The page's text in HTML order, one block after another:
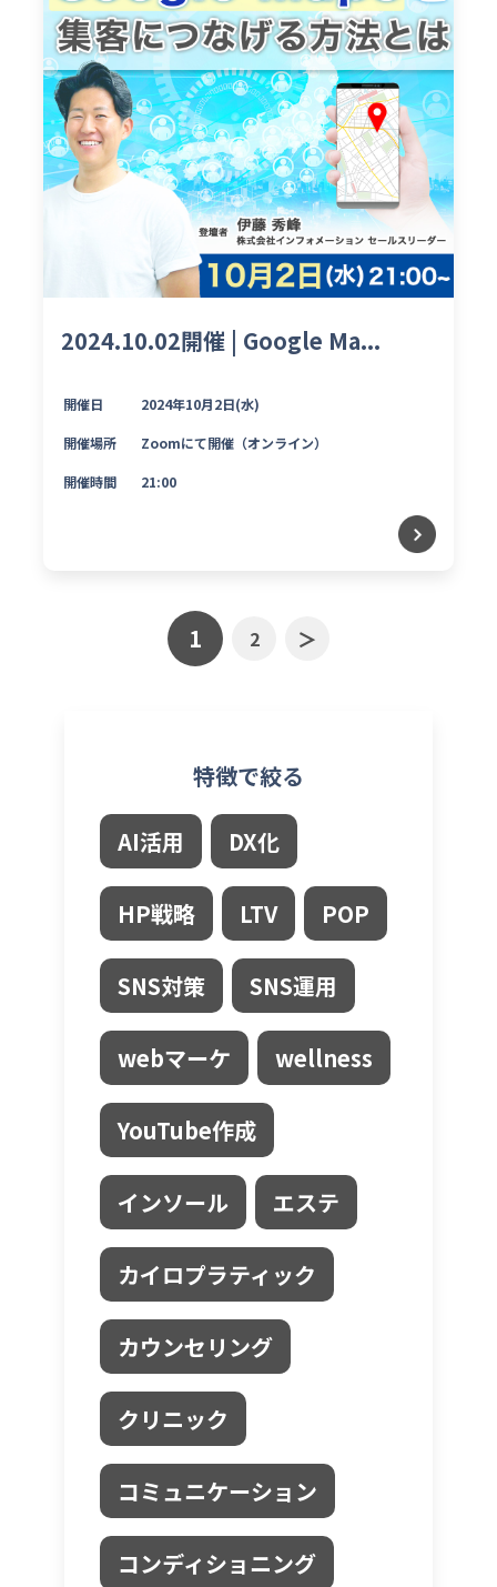
2024.10.02開催 | Google Ma...
開催日 2024年10月2日(水)
開催場所 Zoomにて開催（オンライン）
開催時間 21:00
1 2 ＞
特徴で絞る
AI活用 DX化
HP戦略 LTV POP
SNS対策 SNS運用
webマーケ wellness
YouTube作成
インソール エステ
カイロプラティック
カウンセリング
クリニック
コミュニケーション
コンディショニング